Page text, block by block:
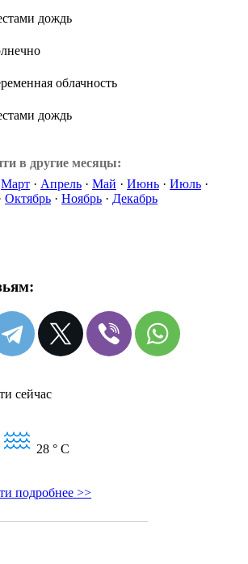
дождь
облачность
дождь
в другие месяцы:
Март · Апрель · Май · Июнь · Июль ·
Октябрь · Ноябрь · Декабрь
сейчас
28 ° C
подробнее >>